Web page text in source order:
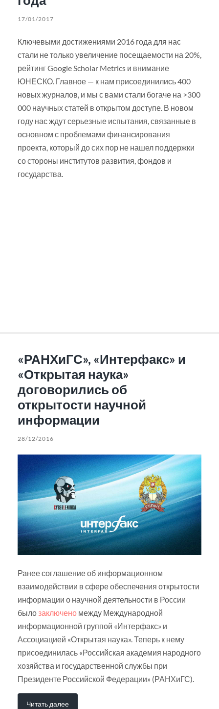
17/01/2017
Ключевыми достижениями 2016 года для нас
стали не только увеличение посещаемости на 20%,
рейтинг Google Scholar Metrics и внимание
ЮНЕСКО. Главное — к нам присоединились 400
новых журналов, и мы с вами стали богаче на >300
000 научных статей в открытом доступе. В новом
году нас ждут серьезные испытания, связанные в
основном с проблемами финансирования
проекта, который до сих пор не нашел поддержки
со стороны институтов развития, фондов и
государства.
«РАНХиГС», «Интерфакс» и
«Открытая наука»
договорились об
открытости научной
информации
28/12/2016
Ранее соглашение об информационном
взаимодействии в сфере обеспечения открытости
информации о научной деятельности в России
былозаключеномежду Международной
информационной группой «Интерфакс» и
Ассоциацией «Открытая наука». Теперь к нему
присоединилась «Российская академия народного
хозяйства и государственной службы при
Президенте Российской Федерации» (РАНХиГС).
Читать далее